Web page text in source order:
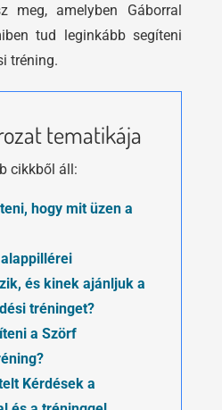
meg, amelyben Gáborral
tud leginkább segíteni
tréning.
tematikája
cikkből áll:
hogy mit üzen a
és kinek ajánljuk a
tréninget?
a Szörf
Kérdések a